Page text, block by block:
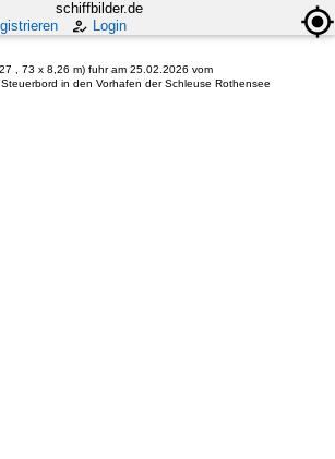
schiffbilder.de
Login
, 73 x 8,26 m) fuhr am 25.02.2026 vom
in den Vorhafen der Schleuse Rothensee